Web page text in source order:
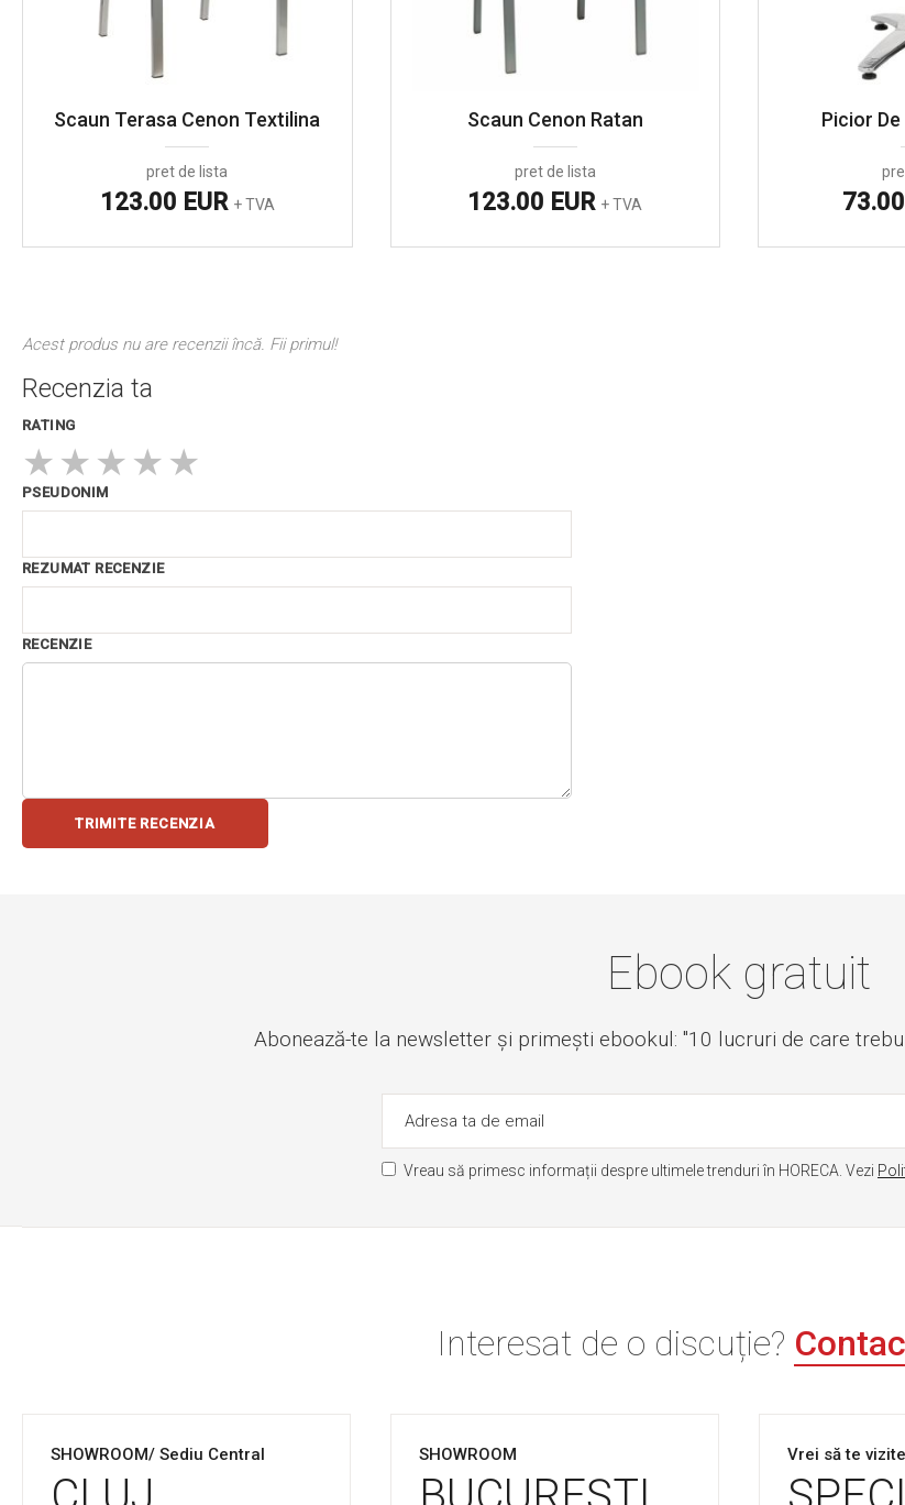
Scaun Terasa Cenon Textilina
pret de lista
123.00 EUR + TVA
Scaun Cenon Ratan
pret de lista
123.00 EUR + TVA
Picior
Acest produs nu are recenzii încă. Fii primul!
Recenzia ta
RATING
★ ★ ★ ★ ★
PSEUDONIM
REZUMAT RECENZIE
RECENZIE
TRIMITE RECENZIA
Ebook gratuit
Abonează-te la newsletter și primești ebookul: "10 lucruri de care
Vreau să primesc informații despre ultimele trenduri în HORECA. Vezi
Interesat de o discuție?
SHOWROOM/ Sediu Central SHOWROOM Vrei să te